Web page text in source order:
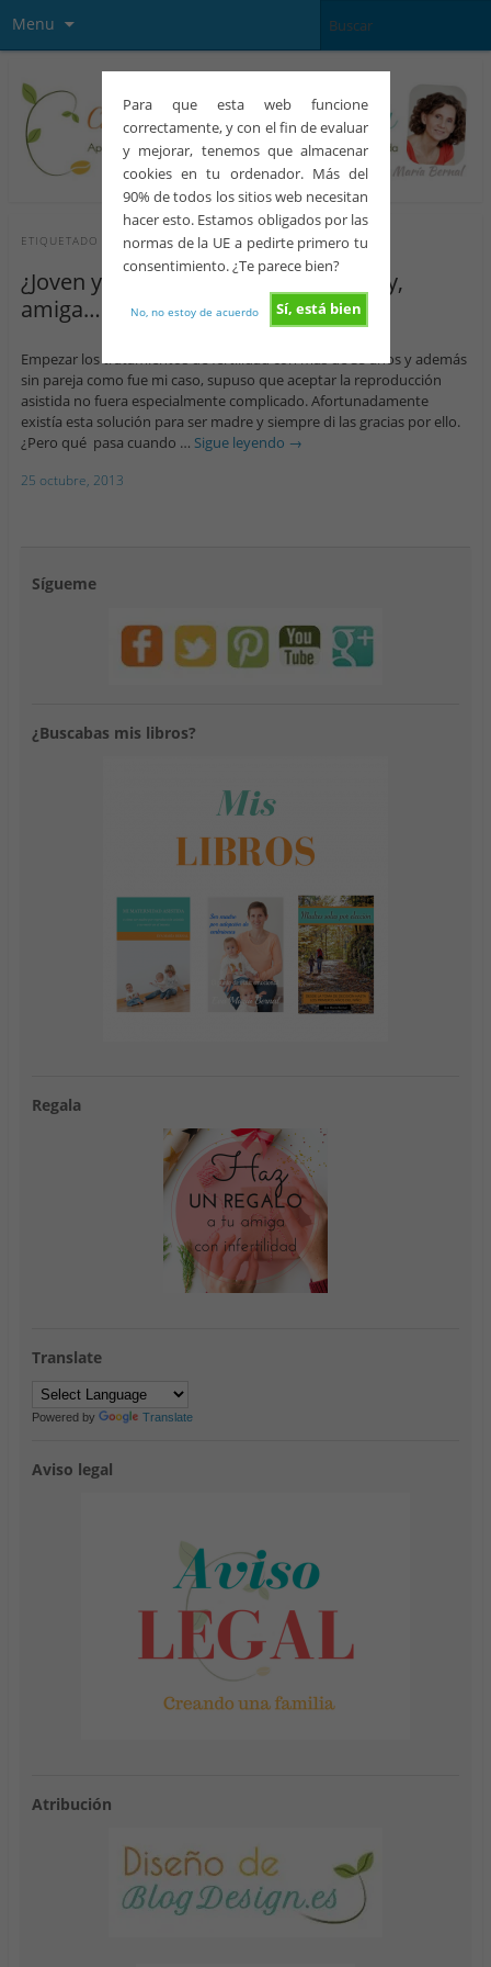
Para que esta web funcione
correctamente, y con el fin de evaluar
y mejorar, tenemos que almacenar
cookies en tu ordenador. Más del
90% de todos los sitios web necesitan
hacer esto. Estamos obligados por las
normas de la UE a pedirte primero tu
consentimiento. ¿Te parece bien?
Sí, está bien
No, no estoy de acuerdo
Menu
ETIQUETADO CONRESERVA OVÁRICA BAJA
¿Joven y en reproducción asistida? Ay,
amiga…
Empezar los tratamientos de fertilidad con más de 35 años y además
sin pareja como fue mi caso, supuso que aceptar la reproducción
asistida no fuera especialmente complicado. Afortunadamente
existía esta solución para ser madre y siempre di las gracias por ello.
¿Pero qué pasa cuando … Sigue leyendo →
25 octubre, 2013
Sígueme
¿Buscabas mis libros?
Regala
Translate
Powered by Translate
Aviso legal
Atribución